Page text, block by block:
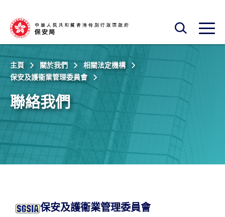
開啟搜尋框
開啟
主頁 關於我們
相關法定機構
保安及護衞業管理委員會
聯絡我們
保安及護衞業管理委員會